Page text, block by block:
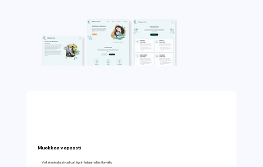
Muokkaa vapaasti
Voit muokata sivustoa täysin haluamallasi tavalla.